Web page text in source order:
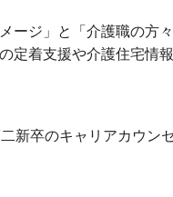
ージ」と「介護職の方
定着支援や介護住宅情
新卒のキャリアカウン